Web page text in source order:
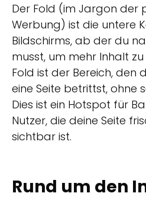
Der Fold (im Jargon
Werbung) ist die untere
Bildschirms, ab der du
musst, um mehr Inhalt
Fold ist der Bereich, den
eine Seite betrittst, ohne
Dies ist ein Hotspot für
Nutzer, die deine Seite
sichtbar ist.
Rund um den